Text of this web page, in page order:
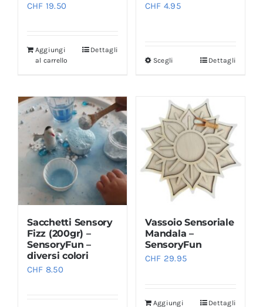
Marche
CHF 19.50
Aggiungi
al carrello
Dettagli
CHF 4.95
Scegli
Questo
più
varianti.
Le
opzioni
possono
essere
nella
pagina
del
Dettagli
Sacchetti Sensory
Fizz (200gr) –
SensoryFun –
diversi colori
CHF 8.50
Vassoio Sensoriale
Mandala –
SensoryFun
CHF 29.95
Aggiungi
Dettagli